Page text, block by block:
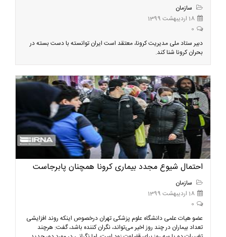
سازمان
18 اردیبهشت 1399
0
دبیر ستاد ملی مدیریت کرونا، معتقد است ایران توانسته با دست بسته در
بحران کرونا شنا کند.
احتمال شیوع مجدد بیماری کرونا همچنان پابرجاست
سازمان
18 اردیبهشت 1399
0
عضو هیات علمی دانشگاه علوم پزشکی تهران درخصوص اینکه روند افزایشی
تعداد بیماران در چند روز اخیر می‌تواند،‌ نگران کننده باشد، گفت: هرچند